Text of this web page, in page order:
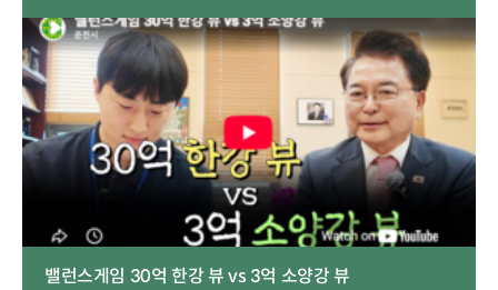
밸런스게임 30억 한강 뷰 vs 3억 소양강 뷰